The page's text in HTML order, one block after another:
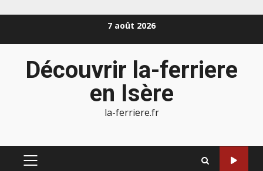
7 août 2026
Découvrir la-ferriere
en Isère
la-ferriere.fr
MENU